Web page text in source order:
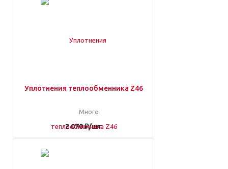
Уплотнения теплообменника Z46
Много
2 070₽/шт